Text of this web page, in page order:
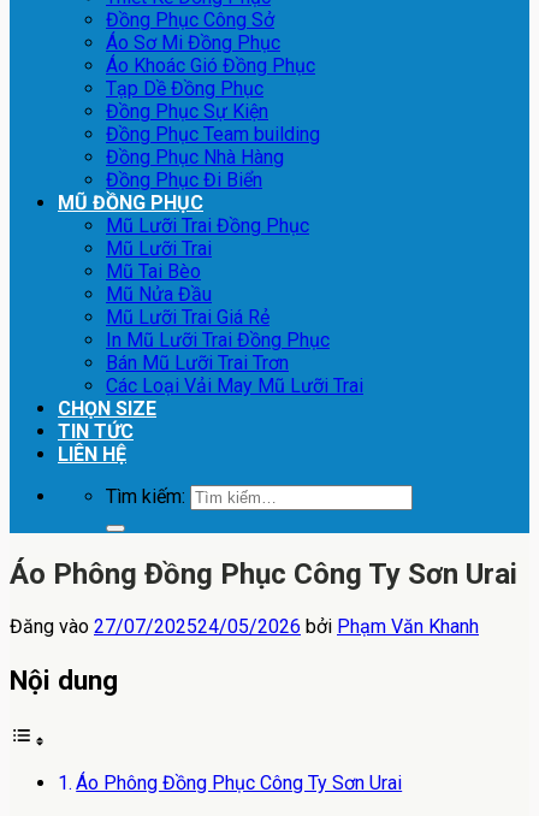
Đồng Phục Công Sở
Áo Sơ Mi Đồng Phục
Áo Khoác Gió Đồng Phục
Tạp Dề Đồng Phục
Đồng Phục Sự Kiện
Đồng Phục Team building
Đồng Phục Nhà Hàng
Đồng Phục Đi Biển
MŨ ĐỒNG PHỤC
Mũ Lưỡi Trai Đồng Phục
Mũ Lưỡi Trai
Mũ Tai Bèo
Mũ Nửa Đầu
Mũ Lưỡi Trai Giá Rẻ
In Mũ Lưỡi Trai Đồng Phục
Bán Mũ Lưỡi Trai Trơn
Các Loại Vải May Mũ Lưỡi Trai
CHỌN SIZE
TIN TỨC
LIÊN HỆ
Tìm kiếm:
Áo Phông Đồng Phục Công Ty Sơn Urai
Đăng vào 27/07/202524/05/2026 bởi Phạm Văn Khanh
Nội dung
Áo Phông Đồng Phục Công Ty Sơn Urai